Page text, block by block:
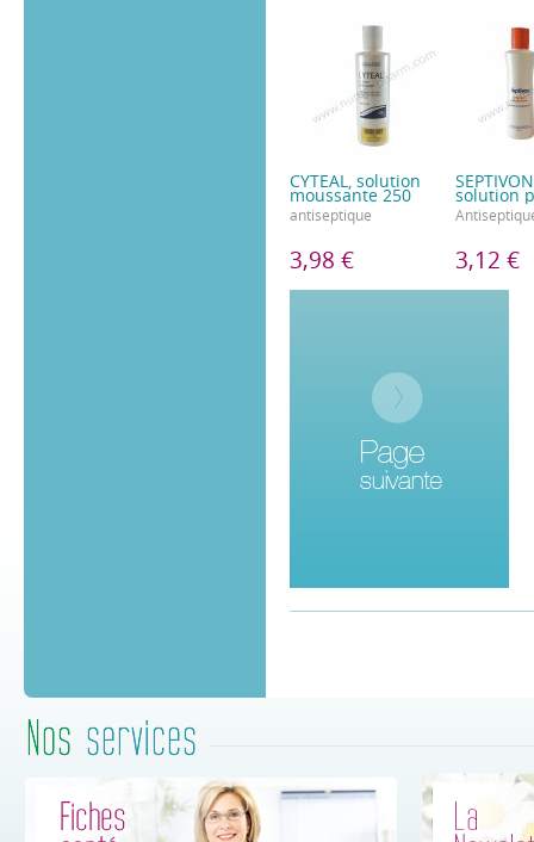
CYTEAL, solution
moussante 250
antiseptique
3,98 €
solution
3,12 €